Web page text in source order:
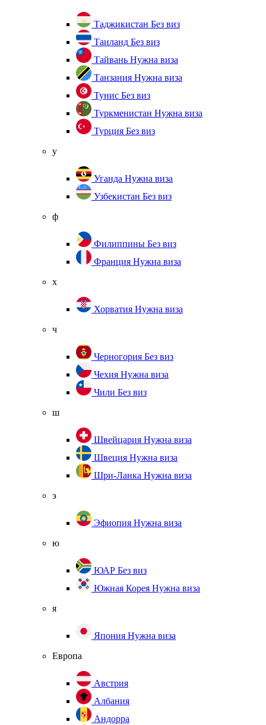
Таджикистан Без виз
Таиланд Без виз
Тайвань Нужна виза
Танзания Нужна виза
Тунис Без виз
Туркменистан Нужна виза
Турция Без виз
у
Уганда Нужна виза
Узбекистан Без виз
ф
Филиппины Без виз
Франция Нужна виза
х
Хорватия Нужна виза
ч
Черногория Без виз
Чехия Нужна виза
Чили Без виз
ш
Швейцария Нужна виза
Швеция Нужна виза
Шри-Ланка Нужна виза
э
Эфиопия Нужна виза
ю
ЮАР Без виз
Южная Корея Нужна виза
я
Япония Нужна виза
Европа
Австрия
Албания
Андорра